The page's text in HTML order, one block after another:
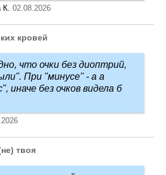
К. 02.08.2026
кровей
что очки без диоптрий,
При "минусе" - а а
иначе без очков видела б
твоя